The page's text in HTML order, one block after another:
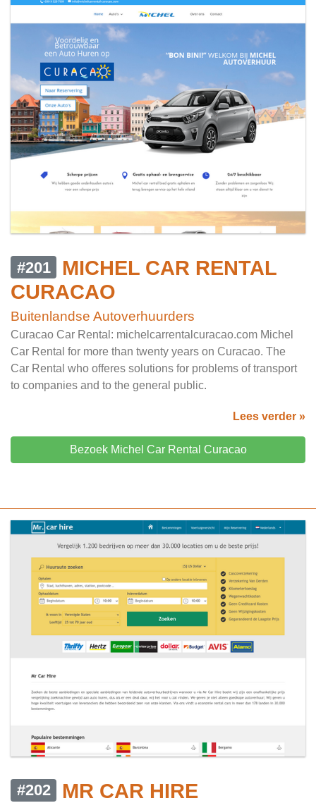
#201
MICHEL CAR RENTAL
CURACAO
Buitenlandse Autoverhuurders
Curacao Car Rental: michelcarrentalcuracao.com Michel
Car Rental for more than twenty years on Curacao. The
Car Rental who offeres solutions for problems of transport
to companies and to the general public.
Lees verder »
Bezoek Michel Car Rental Curacao
#202 MR CAR HIRE